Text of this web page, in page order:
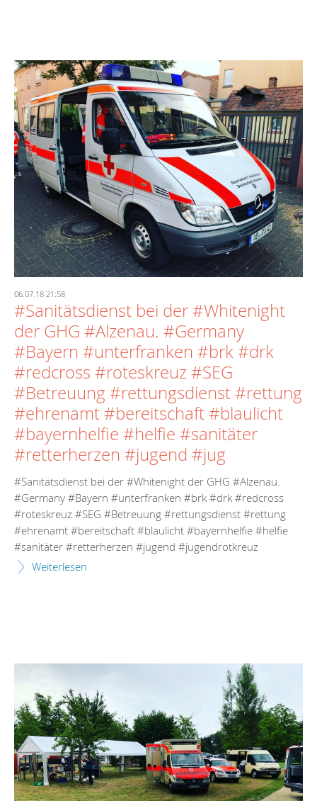
06.07.18 21:58
#Sanitätsdienst bei der #Whitenight
der GHG #Alzenau. #Germany
#Bayern #unterfranken #brk #drk
#redcross #roteskreuz #SEG
#Betreuung #rettungsdienst #rettung
#ehrenamt #bereitschaft #blaulicht
#bayernhelfie #helfie #sanitäter
#retterherzen #jugend #jug
#Sanitätsdienst bei der #Whitenight der GHG #Alzenau.
#Germany #Bayern #unterfranken #brk #drk #redcross
#roteskreuz #SEG #Betreuung #rettungsdienst #rettung
#ehrenamt #bereitschaft #blaulicht #bayernhelfie #helfie
#sanitäter #retterherzen #jugend #jugendrotkreuz
Weiterlesen